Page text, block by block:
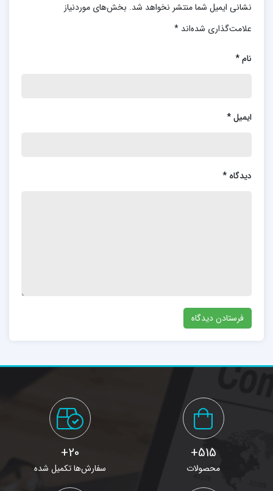
نشانی ایمیل شما منتشر نخواهد شد. بخش‌های موردنیاز
علامت‌گذاری شده‌اند *
نام*
ایمیل*
دیدگاه *
515+
محصولات
20+
سفارش‌ها تکمیل شده